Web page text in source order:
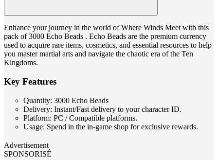
Enhance your journey in the world of Where Winds Meet with this
pack of 3000 Echo Beads . Echo Beads are the premium currency
used to acquire rare items, cosmetics, and essential resources to help
you master martial arts and navigate the chaotic era of the Ten
Kingdoms.
Key Features
Quantity: 3000 Echo Beads
Delivery: Instant/Fast delivery to your character ID.
Platform: PC / Compatible platforms.
Usage: Spend in the in-game shop for exclusive rewards.
Advertisement
SPONSORISÉ